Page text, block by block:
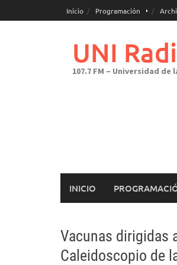
al
Inicio Programación
UNI
107.7 FM – Universidad
INICIO
Vacunas dirigidas
Caleidoscopio de